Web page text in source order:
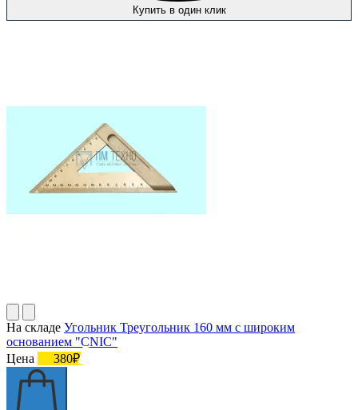
Купить в один клик
На складе Угольник Треугольник 160 мм с широким
основанием "CNIC"
Цена
380₽